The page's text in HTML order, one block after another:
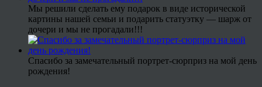
Мы решили сделать ему подарок в виде исторической
картины нашей семьи и подарить статуэтку — шарж от
дочери и мы не прогадали!!!
Спасибо за замечательный портрет-сюрприз на мой день
рождения!